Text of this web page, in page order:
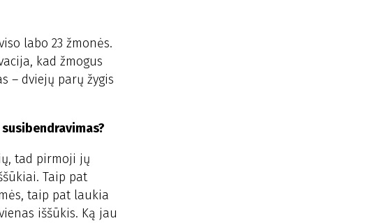
labo 23 žmonės.
kad žmogus
– dviejų parų žygis
tad pirmoji jų
Taip pat
taip pat laukia
iššūkis. Ką jau